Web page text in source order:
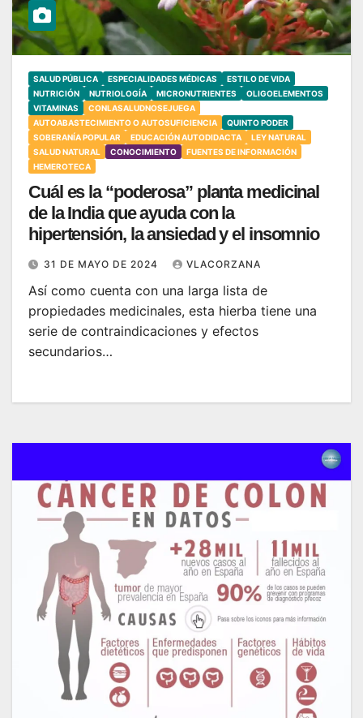
SALUD PÚBLICA ESPECIALIDADES MÉDICAS
ESTILO DE VIDA
NUTRICIÓN
NUTRIOLOGÍA MICRONUTRIENTES
OLIGOELEMENTOS
VITAMINAS
CONLASALUDNOSEJUEGA
AUTOABASTECIMIENTO O AUTOSUFICIENCIA
QUINTO PODER
SOBERANÍA POPULAR
EDUCACIÓN AUTODIDACTA
LEY NATURAL
SALUD NATURAL
CONOCIMIENTO
FUENTES DE INFORMACIÓN
HEMEROTECA
Cuál es la “poderosa” planta medicinal
de la India que ayuda con la
hipertensión, la ansiedad y el insomnio
31 DE MAYO DE 2024 VLACORZANA
Así como cuenta con una larga lista de
propiedades medicinales, esta hierba tiene una
serie de contraindicaciones y efectos
secundarios…